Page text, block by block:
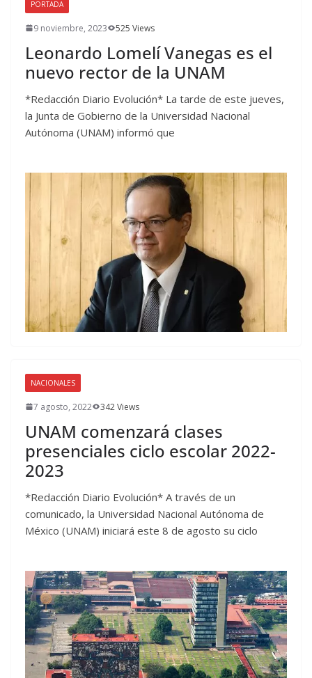
PORTADA
9 noviembre, 2023 525 Views
Leonardo Lomelí Vanegas es el
nuevo rector de la UNAM
*Redacción Diario Evolución* La tarde de este jueves,
la Junta de Gobierno de la Universidad Nacional
Autónoma (UNAM) informó que
NACIONALES
7 agosto, 2022 342 Views
UNAM comenzará clases
presenciales ciclo escolar 2022-
2023
*Redacción Diario Evolución* A través de un
comunicado, la Universidad Nacional Autónoma de
México (UNAM) iniciará este 8 de agosto su ciclo